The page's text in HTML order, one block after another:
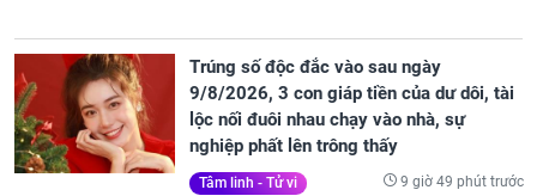
Trúng số độc đắc vào sau ngày
9/8/2026, 3 con giáp tiền của dư dôi, tài
lộc nối đuôi nhau chạy vào nhà, sự
nghiệp phất lên trông thấy
Tâm linh - Tử vi 9 giờ 49 phút trước